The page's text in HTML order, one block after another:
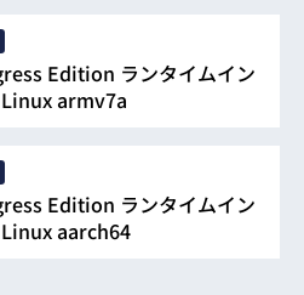
Edition ランタイムイン
armv7a
Edition ランタイムイン
aarch64